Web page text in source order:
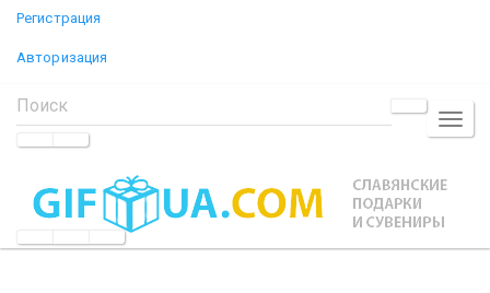
Регистрация
Авторизация